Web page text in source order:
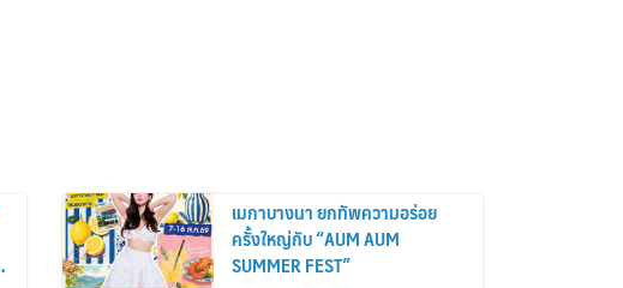
เมกาบางนา ยกทัพความอร่อย
ครั้งใหญ่กับ “AUM AUM
SUMMER FEST”